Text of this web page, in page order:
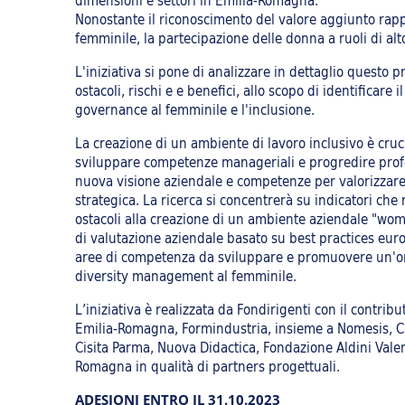
Nonostante il riconoscimento del valore aggiunto
femminile, la partecipazione delle donna a ruoli di
L'iniziativa si pone di analizzare in dettaglio questo
ostacoli, rischi e e benefici, allo scopo di identificare
governance al femminile e l'inclusione.
La creazione di un ambiente di lavoro inclusivo è
sviluppare competenze manageriali e progredire
nuova visione aziendale e competenze per
strategica. La ricerca si concentrerà su indicatori
ostacoli alla creazione di un ambiente aziendale
di valutazione aziendale basato su best practices
aree di competenza da sviluppare e promuovere
diversity management al femminile.
L’iniziativa è realizzata da Fondirigenti con il
Emilia-Romagna, Formindustria, insieme a Nomesis,
Cisita Parma, Nuova Didactica, Fondazione Aldini
Romagna in qualità di partners progettuali.
ADESIONI ENTRO IL 31.10.2023